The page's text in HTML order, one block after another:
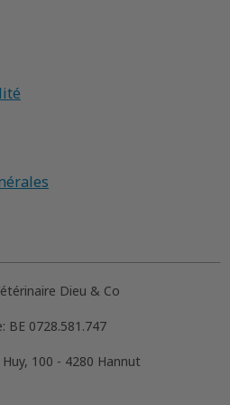
Dieu & Co
BE 0728.581.747
Huy, 100 - 4280 Hannut